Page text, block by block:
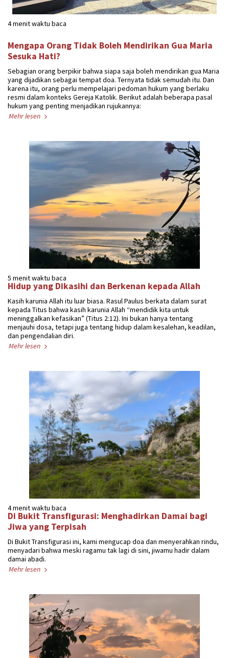
4 menit waktu baca
Mengapa Orang Tidak Boleh Mendirikan Gua Maria
Sesuka Hati?
Sebagian orang berpikir bahwa siapa saja boleh mendirikan gua Maria
yang dijadikan sebagai tempat doa. Ternyata tidak semudah itu. Dan
karena itu, orang perlu mempelajari pedoman hukum yang berlaku
resmi dalam konteks Gereja Katolik. Berikut adalah beberapa pasal
hukum yang penting menjadikan rujukannya:
Mehr lesen
5 menit waktu baca
Hidup yang Dikasihi dan Berkenan kepada Allah
Kasih karunia Allah itu luar biasa. Rasul Paulus berkata dalam surat
kepada Titus bahwa kasih karunia Allah “mendidik kita untuk
meninggalkan kefasikan” (Titus 2:12). Ini bukan hanya tentang
menjauhi dosa, tetapi juga tentang hidup dalam kesalehan, keadilan,
dan pengendalian diri.
Mehr lesen
4 menit waktu baca
Di Bukit Transfigurasi: Menghadirkan Damai bagi
Jiwa yang Terpisah
Di Bukit Transfigurasi ini, kami mengucap doa dan menyerahkan rindu,
menyadari bahwa meski ragamu tak lagi di sini, jiwamu hadir dalam
damai abadi.
Mehr lesen